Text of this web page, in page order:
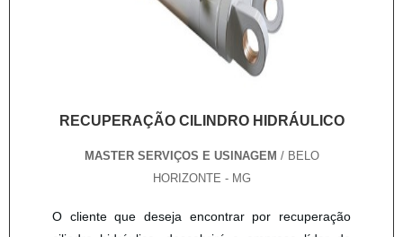
RECUPERAÇÃO CILINDRO HIDRÁULICO
MASTER SERVIÇOS E USINAGEM / BELO
HORIZONTE - MG
O cliente que deseja encontrar por recuperação